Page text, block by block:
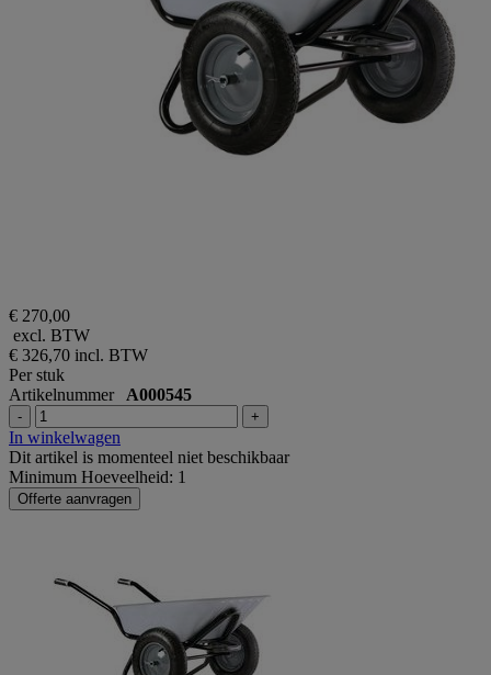
€ 270,00
excl. BTW
€ 326,70 incl. BTW
Per stuk
Artikelnummer A000545
- +
In winkelwagen
Dit artikel is momenteel niet beschikbaar
Minimum Hoeveelheid: 1
Offerte aanvragen